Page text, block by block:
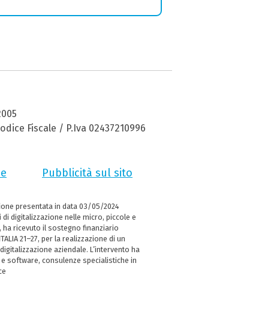
Fiscale / P.Iva 02437210996
Pubblicità sul sito
presentata in data 03/05/2024
digitalizzazione nelle micro, piccole e
ha ricevuto il sostegno finanziario
21–27, per la realizzazione di un
aziendale. L’intervento ha
software, consulenze specialistiche in